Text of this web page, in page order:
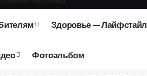
Здоровье — Лайфстайл
Фотоальбом